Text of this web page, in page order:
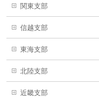
関東支部
信越支部
東海支部
北陸支部
近畿支部